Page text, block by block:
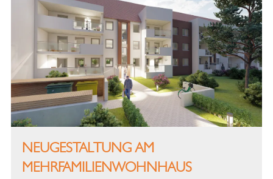
NEUGESTALTUNG AM
MEHRFAMILIENWOHNHAUS